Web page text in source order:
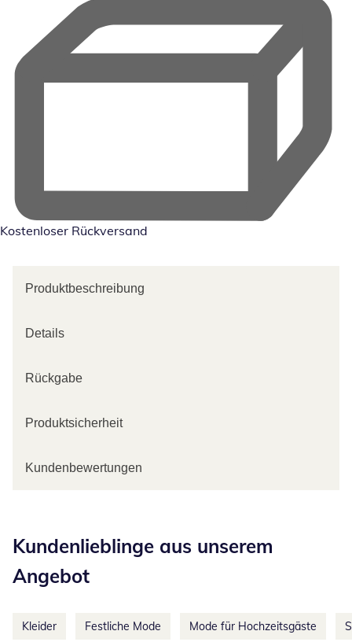
Kostenloser Rückversand
Produktbeschreibung
Details
Rückgabe
Produktsicherheit
Kundenbewertungen
Kundenlieblinge aus unserem
Angebot
Kleider Festliche Mode Mode für Hochzeitsgäste